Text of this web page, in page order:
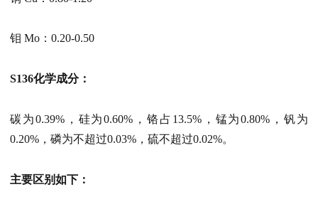
钼 Mo：0.20-0.50
S136化学成分：
碳为0.39%，硅为0.60%，铬占13.5%，锰为0.80%，钒为
0.20%，磷为不超过0.03%，硫不超过0.02%。
主要区别如下：